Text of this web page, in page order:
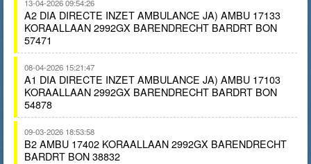
13-04-2026 09:54:26
A2 DIA DIRECTE INZET AMBULANCE JA) AMBU 17133
KORAALLAAN 2992GX BARENDRECHT BARDRT BON
57471
08-04-2026 15:21:47
A1 DIA DIRECTE INZET AMBULANCE JA) AMBU 17103
KORAALLAAN 2992GX BARENDRECHT BARDRT BON
54878
09-03-2026 18:53:58
B2 AMBU 17402 KORAALLAAN 2992GX BARENDRECHT
BARDRT BON 38832